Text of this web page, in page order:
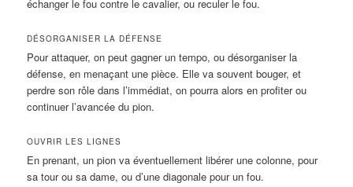
échanger le fou contre le cavalier, ou reculer le fou.
DÉSORGANISER LA DÉFENSE
Pour attaquer, on peut gagner un tempo, ou désorganiser la
défense, en menaçant une pièce. Elle va souvent bouger, et
perdre son rôle dans l’immédiat, on pourra alors en profiter ou
continuer l’avancée du pion.
OUVRIR LES LIGNES
En prenant, un pion va éventuellement libérer une colonne, pour
sa tour ou sa dame, ou d’une diagonale pour un fou.